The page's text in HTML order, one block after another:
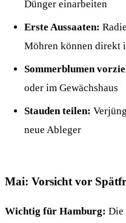
Dünger einarbeiten
Erste Aussaaten:
Möhren können direkt
Sommerblumen
oder im Gewächshaus
Stauden teilen:
neue Ableger
Mai: Vorsicht vor
Wichtig für Hamburg: Die